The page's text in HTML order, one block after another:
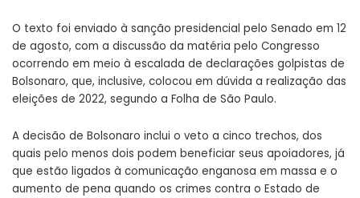
O texto foi enviado à sanção presidencial pelo Senado em 12
de agosto, com a discussão da matéria pelo Congresso
ocorrendo em meio à escalada de declarações golpistas de
Bolsonaro, que, inclusive, colocou em dúvida a realização das
eleições de 2022, segundo a Folha de São Paulo.
A decisão de Bolsonaro inclui o veto a cinco trechos, dos
quais pelo menos dois podem beneficiar seus apoiadores, já
que estão ligados à comunicação enganosa em massa e o
aumento de pena quando os crimes contra o Estado de